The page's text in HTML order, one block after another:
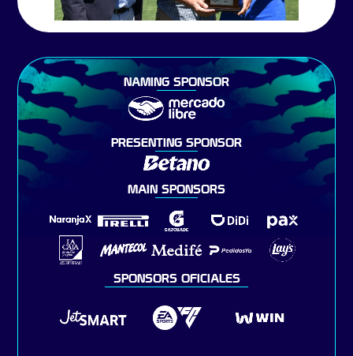
NAMING SPONSOR
PRESENTING SPONSOR
MAIN SPONSORS
SPONSORS OFICIALES